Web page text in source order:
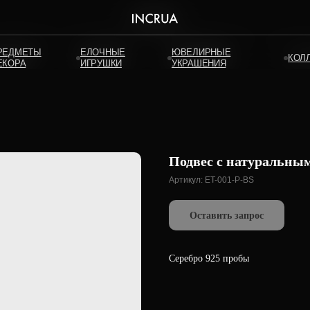
ЮВЕЛИРНЫЕ
УКРАШЕНИЯ
ЕЛОЧНЫЕ
ИГРУШКИ
ЮВЕЛИРНЫЕ
УКРАШЕНИЯ
ЕЛОЧНЫЕ
ИГРУШКИ
Подвес с
Артикул: ET-001-P-BS
Оставить запрос
Серебро 925 пробы